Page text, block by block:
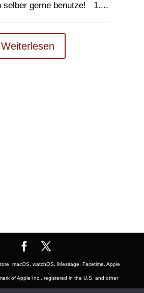
selber gerne benutze! 1....
Weiterlesen
macOS, watchOS, iMessage, Facetime, Apple
of Apple Inc., registered in the U.S. and other